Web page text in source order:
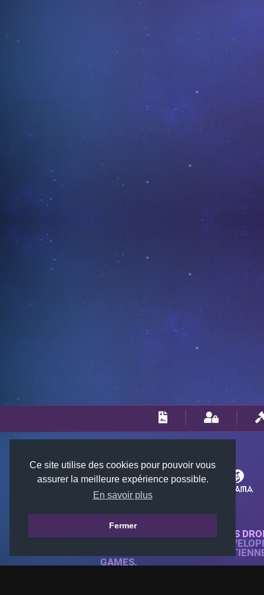
Ce site utilise des cookies pour pouvoir vous
assurer la meilleure expérience possible.
En savoir plus
Fermer
© 2018-2026 KTARENA. TOUS
SITE WEB ENTIÈREMENT
TOUTES LES IMAGES
GAMES.